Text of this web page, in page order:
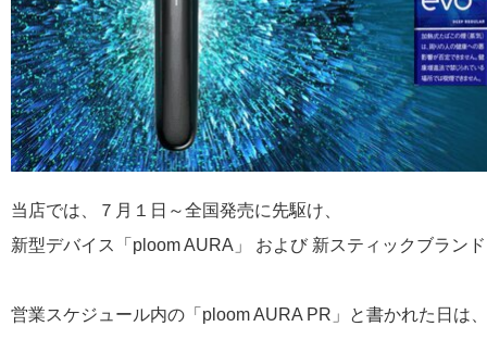
当店では、７月１日～全国発売に先駆け、
新型デバイス「ploom AURA」 および 新スティックブラン
営業スケジュール内の「ploom AURA PR」と書かれた日は、